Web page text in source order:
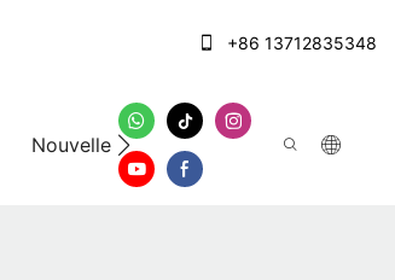
+86 13712835348
Nouvelles Nous contacter